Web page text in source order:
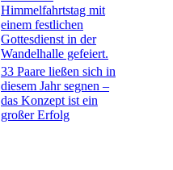
Himmelfahrtstag mit
einem festlichen
Gottesdienst in der
Wandelhalle gefeiert.
33 Paare ließen sich in
diesem Jahr segnen –
das Konzept ist ein
großer Erfolg